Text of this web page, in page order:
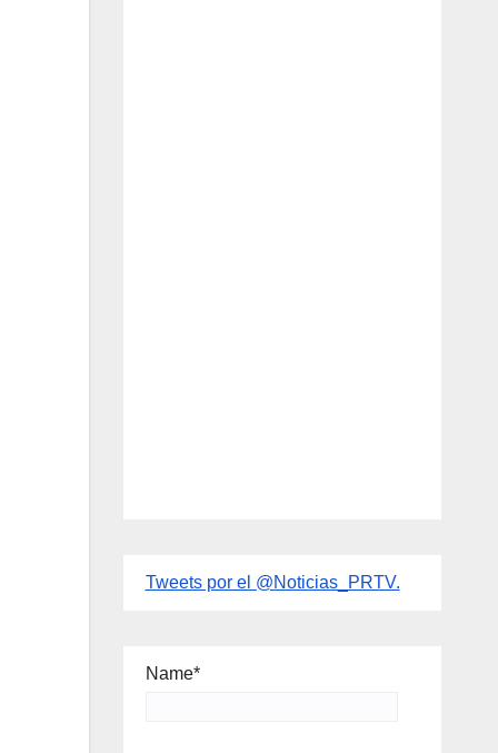
Tweets por el @Noticias_PRTV.
Name*